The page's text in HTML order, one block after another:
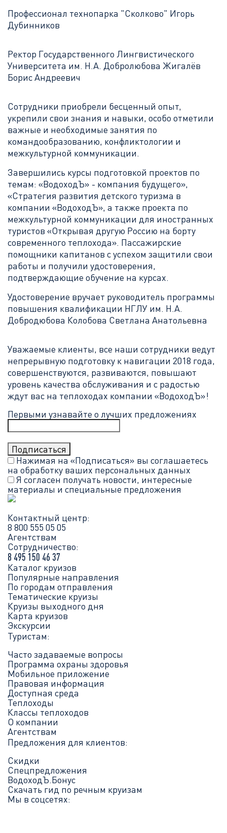
Профессионал технопарка "Сколково" Игорь
Дубинников
Ректор Государственного Лингвистического
Университета им. Н.А. Добролюбова Жигалёв
Борис Андреевич
Сотрудники приобрели бесценный опыт,
укрепили свои знания и навыки, особо отметили
важные и необходимые занятия по
командообразованию, конфликтологии и
межкультурной коммуникации.
Завершились курсы подготовкой проектов по
темам: «ВодоходЪ» - компания будущего»,
«Стратегия развития детского туризма в
компании «ВодоходЪ», а также проекта по
межкультурной коммуникации для иностранных
туристов «Открывая другую Россию на борту
современного теплохода». Пассажирские
помощники капитанов с успехом защитили свои
работы и получили удостоверения,
подтверждающие обучение на курсах.
Удостоверение вручает руководитель программы
повышения квалификации НГЛУ им. Н.А.
Добродюбова Колобова Светлана Анатольевна
Уважаемые клиенты, все наши сотрудники ведут
непрерывную подготовку к навигации 2018 года,
совершенствуются, развиваются, повышают
уровень качества обслуживания и с радостью
ждут вас на теплоходах компании «ВодоходЪ»!
Первыми узнавайте о лучших предложениях
Нажимая на «Подписаться» вы соглашаетесь
на обработку ваших персональных данных
Я согласен получать новости, интересные
материалы и специальные предложения
Контактный центр:
8 800 555 05 05
Агентствам
Сотрудничество:
8 495 150 46 37
Каталог круизов
Популярные направления
По городам отправления
Тематические круизы
Круизы выходного дня
Карта круизов
Экскурсии
Туристам:
Часто задаваемые вопросы
Программа охраны здоровья
Мобильное приложение
Правовая информация
Доступная среда
Теплоходы
Классы теплоходов
О компании
Агентствам
Предложения для клиентов:
Скидки
Спецпредложения
ВодоходЪ.Бонус
Скачать гид по речным круизам
Мы в соцсетях: